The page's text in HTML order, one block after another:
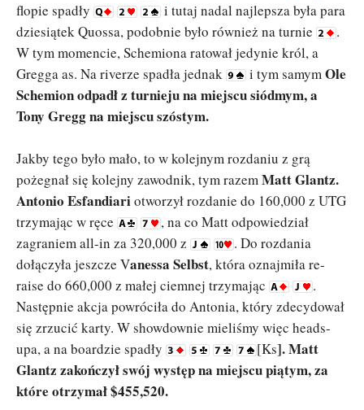
flopie spadły
i tutaj nadal najlepsza była para
dziesiątek Quossa, podobnie było również na turnie
.
W tym momencie, Schemiona ratował jedynie król, a
Gregga as. Na riverze spadła jednak
i tym samymOle
Schemion odpadł z turnieju na miejscu siódmym, a
Tony Gregg na miejscu szóstym.
Jakby tego było mało, to w kolejnym rozdaniu z grą
pożegnał się kolejny zawodnik, tym razemMatt Glantz.
Antonio Esfandiariotworzył rozdanie do 160,000 z UTG
trzymając w ręce
, na co Matt odpowiedział
zagraniem all-in za 320,000 z
. Do rozdania
dołączyła jeszcze Vanessa Selbst, która oznajmiła re-
raise do 660,000 z małej ciemnej trzymając
.
Następnie akcja powróciła do Antonia, który zdecydował
się zrzucić karty. W showdownie mieliśmy więc heads-
upa, a na boardzie spadły
[Ks]. Matt
Glantz zakończył swój występ na miejscu piątym, za
które otrzymał $455,520.